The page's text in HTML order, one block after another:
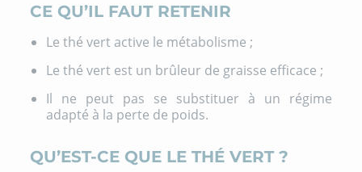
CE QU’IL FAUT RETENIR
Le thé vert active le métabolisme ;
Le thé vert est un brûleur de graisse efficace ;
Il ne peut pas se substituer à un régime
adapté à la perte de poids.
QU’EST-CE QUE LE THÉ VERT ?